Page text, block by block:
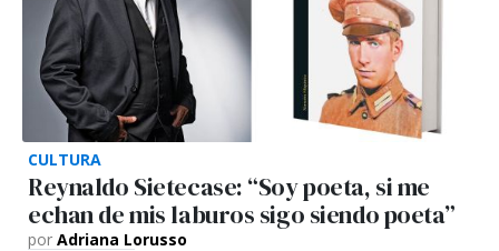
CULTURA
Reynaldo Sietecase: “Soy poeta, si me
echan de mis laburos sigo siendo poeta”
por Adriana Lorusso